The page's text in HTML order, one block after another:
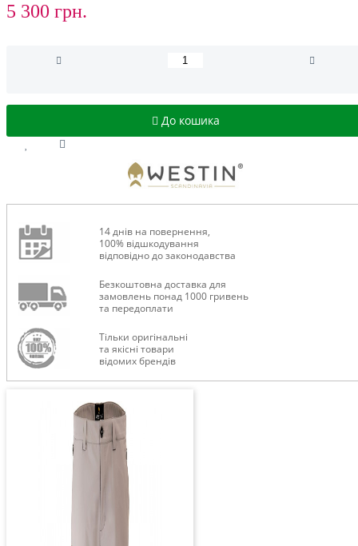
5 300 грн.
До кошика
14 днів на повернення,
100% відшкодування
відповідно до законодавства
Безкоштовна доставка для
замовлень понад 1000 гривень
та передоплати
Тільки оригінальні
та якісні товари
відомих брендів